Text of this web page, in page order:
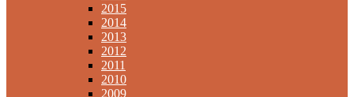
2015
2014
2013
2012
2011
2010
2009